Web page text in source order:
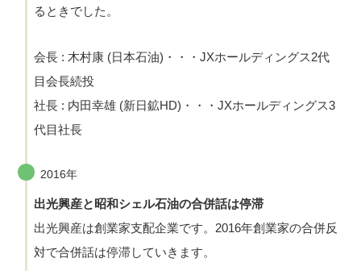
るときでした。
会長 : 木村康 (日本石油)・・・JXホールディングス2代
目会長続投
社長 : 内田幸雄 (新日鉱HD)・・・JXホールディングス3
代目社長
2016年
出光興産と昭和シェル石油の合併話は停滞
出光興産は創業家支配企業です。2016年創業家の合併反
対で合併話は停滞していきます。